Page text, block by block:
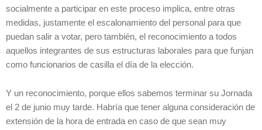
socialmente a participar en este proceso implica, entre otras
medidas, justamente el escalonamiento del personal para que
puedan salir a votar, pero también, el reconocimiento a todos
aquellos integrantes de sus estructuras laborales para que funjan
como funcionarios de casilla el día de la elección.
Y un reconocimiento, porque ellos sabemos terminar su Jornada
el 2 de junio muy tarde. Habría que tener alguna consideración de
extensión de la hora de entrada en caso de que sean muy